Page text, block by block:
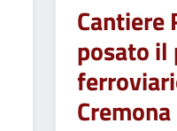
Cantiere
posato il
Cremona